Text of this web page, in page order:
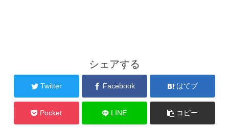
シェアする
Twitter Facebook はてブ
Pocket LINE コピー